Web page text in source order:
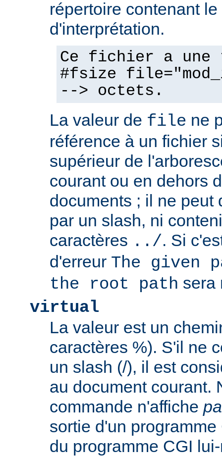
répertoire contenant
d'interprétation.
Ce fichier a
#fsize
--> octets.
La valeur de file ne
référence à un fichier
supérieur de
courant ou en dehors
documents ; il ne peut
par un slash, ni
caractères ../. Si
d'erreur The given
the root path sera
virtual
La valeur est un
caractères %). S'il ne
un slash (/), il est
au document courant.
commande n'affiche
sortie d'un
du programme CGI